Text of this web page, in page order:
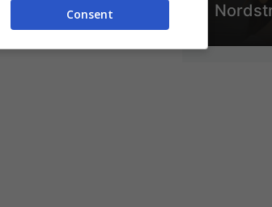
Consent